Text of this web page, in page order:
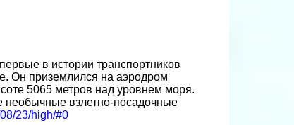
в истории транспортников
Он приземлился на аэродром
5065 метров над уровнем моря.
необычные взлетно-посадочные
23/high/#0